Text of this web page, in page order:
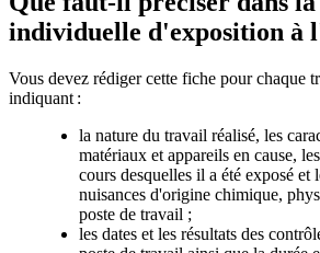
individuelle d'exposition à
Vous devez rédiger cette fiche pour chaque
indiquant :
la nature du travail réalisé, les
matériaux et appareils en cause,
cours desquelles il a été exposé et
nuisances d'origine chimique,
poste de travail ;
les dates et les résultats des